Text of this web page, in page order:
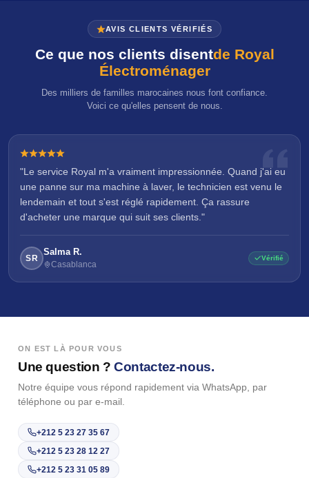
AVIS CLIENTS VÉRIFIÉS
Ce que nos clients disentde Royal
Électroménager
Des milliers de familles marocaines nous font confiance.
Voici ce qu'elles pensent de nous.
"Le service Royal m'a vraiment impressionnée. Quand j'ai eu
une panne sur ma machine à laver, le technicien est venu le
lendemain et tout s'est réglé rapidement. Ça rassure
d'acheter une marque qui suit ses clients."
SR
Salma R.
Casablanca
Vérifié
ON EST LÀ POUR VOUS
Une question ?Contactez-nous.
Notre équipe vous répond rapidement via WhatsApp, par
téléphone ou par e-mail.
+212 5 23 27 35 67
+212 5 23 28 12 27
+212 5 23 31 05 89